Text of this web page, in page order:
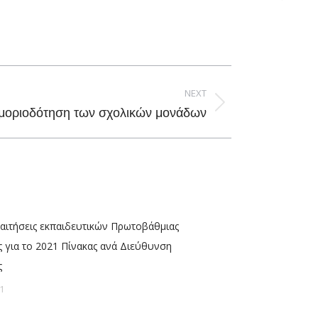
NEXT
των σχολικών μονάδων
εκπαιδευτικών Πρωτοβάθμιας
για το 2021 Πίνακας ανά Διεύθυνση